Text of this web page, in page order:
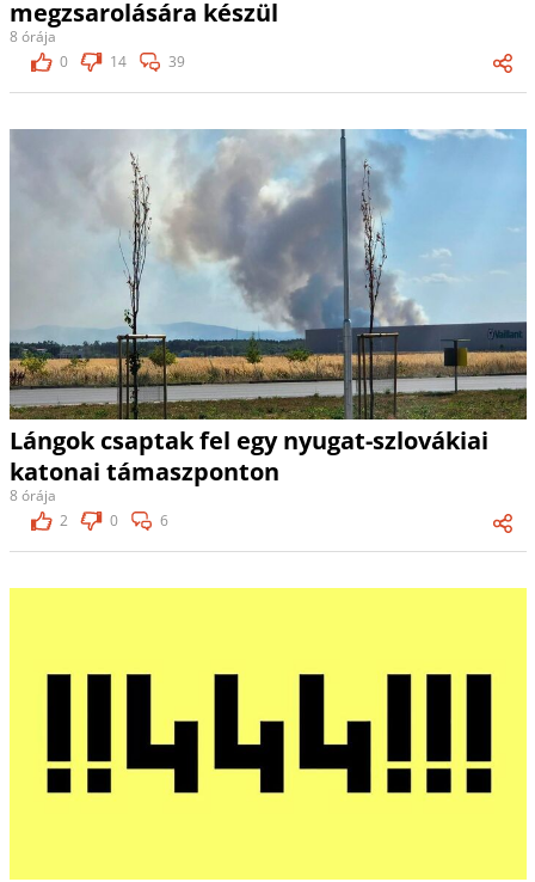
megzsarolására készül
8 órája
0
14 39
Lángok csaptak fel egy nyugat-szlovákiai
katonai támaszponton
8 órája
2
0 6